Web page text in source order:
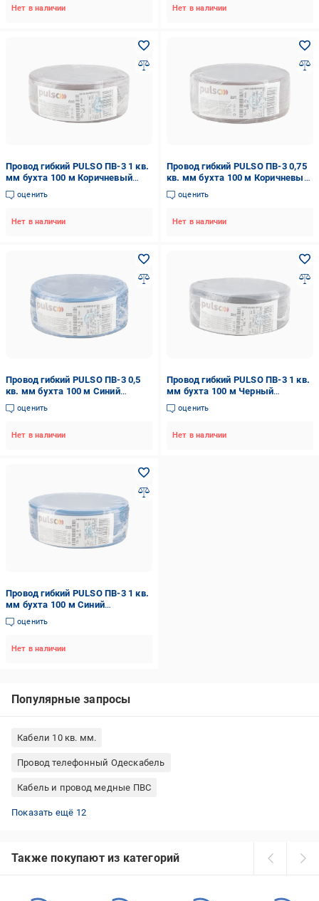
Нет в наличии Нет в наличии
Провод гибкий PULSO ПВ-3 1 кв.
мм бухта 100 м Коричневый
(00000065471)
оценить
Нет в наличии
Провод гибкий PULSO ПВ-3 0,75
кв. мм бухта 100 м Коричневый
(00000065466)
оценить
Нет в наличии
Провод гибкий PULSO ПВ-3 0,5
кв. мм бухта 100 м Синий
(00000065462)
оценить
Нет в наличии
Провод гибкий PULSO ПВ-3 1 кв.
мм бухта 100 м Черный
(00000065474)
оценить
Нет в наличии
Провод гибкий PULSO ПВ-3 1 кв.
мм бухта 100 м Синий
(00000065470)
оценить
Нет в наличии
Популярные запросы
Кабели 10 кв. мм.
Провод телефонный Одескабель
Кабель и провод медные ПВС
FTP кабели
Кабель компьютерный Borsan
Кабель силовой медный с заполнителем
Кабель биметалл Borsan
Провод самонесущий двухжильный
Кабель силовой Borsan
Провод силовой Expert Power
Кабель медный ВВГнг-LS
Кабель медный негорючий
Кабель Expert биметалл
Кабель 3x0.75
Кабель Vektor биметаллический
Показать ещё 12
Также покупают из категорий